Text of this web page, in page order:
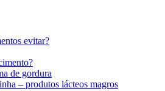
evitar?
de gordura
– produtos lácteos magros